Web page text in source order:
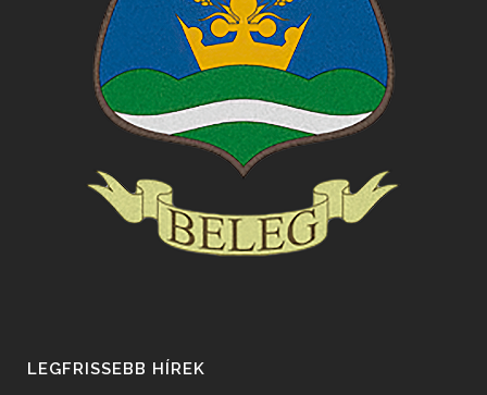
LEGFRISSEBB HÍREK